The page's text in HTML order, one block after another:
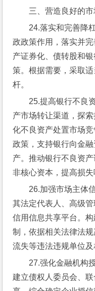
三、营造良好的
24.落实和完善降
政政策作用，落实并
产证券化、债转股和
策。根据需要，采取
杆。
25.提高银行不良
产市场转让渠道，探
化不良资产处置市场
政策，支持银行向金
产。推动银行不良资
非核心资本，提高损失
26.加强市场主体
其法定代表人、高级
信用信息共享平台。
制，依据相关法律法
流失等违法违规单位及
27.强化金融机构
建立债权人委员会、